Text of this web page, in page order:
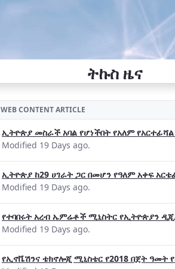
ትኩስ ዜና
WEB CONTENT ARTICLE
ኢትዮጵያ መስራች አባል የሆነችበት የአለም
Modified 19 Days ago.
ኢትዮጵያ ከ29 ሀገራት ጋር በመሆን የዓለም አቀፍ
Modified 19 Days ago.
የተባበሩት አረብ ኤምሬቶች ሚኒስትር የኢትዮጵያን
Modified 19 Days ago.
የኢኖቬሽንና ቴክኖሎጂ ሚኒስቴር የ2018 በጀት ዓመት